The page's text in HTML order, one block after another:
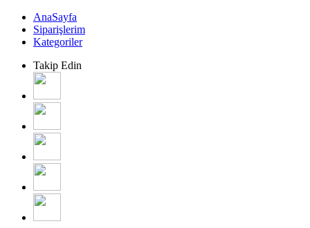
AnaSayfa
Siparişlerim
Kategoriler
Takip Edin